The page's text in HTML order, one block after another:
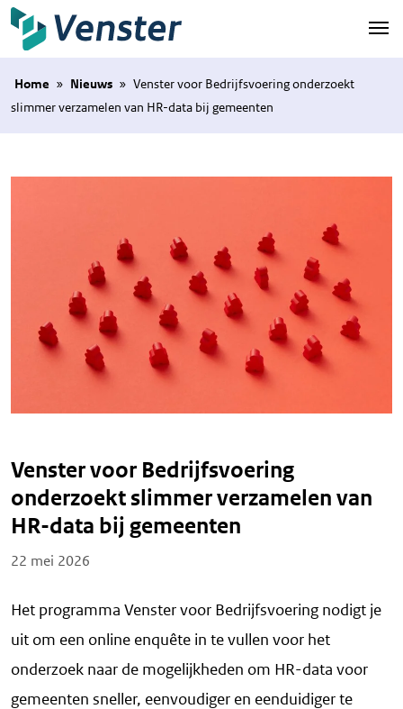
Naar hoofdinhoud
Home » Nieuws » Venster voor Bedrijfsvoering onderzoekt
slimmer verzamelen van HR-data bij gemeenten
Venster voor Bedrijfsvoering
onderzoekt slimmer verzamelen van
HR-data bij gemeenten
Posted on
22 mei 2026
Het programma Venster voor Bedrijfsvoering nodigt je
uit om een online enquête in te vullen voor het
onderzoek naar de mogelijkheden om HR-data voor
gemeenten sneller, eenvoudiger en eenduidiger te